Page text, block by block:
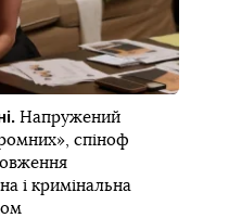
Напружений
спіноф
і кримінальна